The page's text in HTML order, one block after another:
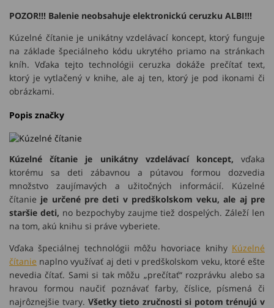
POZOR!!! Balenie neobsahuje elektronickú ceruzku ALBI!!!
Kúzelné čítanie je unikátny vzdelávací koncept, ktorý funguje
na základe špeciálneho kódu ukrytého priamo na stránkach
kníh. Vďaka tejto technológii ceruzka dokáže prečítať text,
ktorý je vytlačený v knihe, ale aj ten, ktorý je pod ikonami či
obrázkami.
Popis značky
Kúzelné čítanie je unikátny vzdelávací koncept, vďaka
ktorému sa deti zábavnou a pútavou formou dozvedia
množstvo zaujímavých a užitočných informácií. Kúzelné
čítanie je určené pre deti v predškolskom veku, ale aj pre
staršie deti, no bezpochyby zaujme tiež dospelých. Záleží len
na tom, akú knihu si práve vyberiete.
Vďaka špeciálnej technológii môžu hovoriace knihy Kúzelné
čítanie naplno využívať aj deti v predškolskom veku, ktoré ešte
nevedia čítať. Sami si tak môžu „prečítať“ rozprávku alebo sa
hravou formou naučiť poznávať farby, číslice, písmená či
najrôznejšie tvary. Všetky tieto zručnosti si potom trénujú v